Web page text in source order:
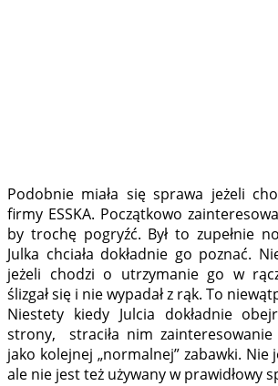
Podobnie miała się sprawa jeżeli
firmy ESSKA. Początkowo
by trochę pogryźć. Był to zupełnie
Julka chciała dokładnie go poznać.
jeżeli chodzi o utrzymanie go w
ślizgał się i nie wypadał z rąk. To
Niestety kiedy Julcia dokładnie
strony, straciła nim zainteresowanie
jako kolejnej „normalnej” zabawki. Nie
ale nie jest też używany w prawidłowy